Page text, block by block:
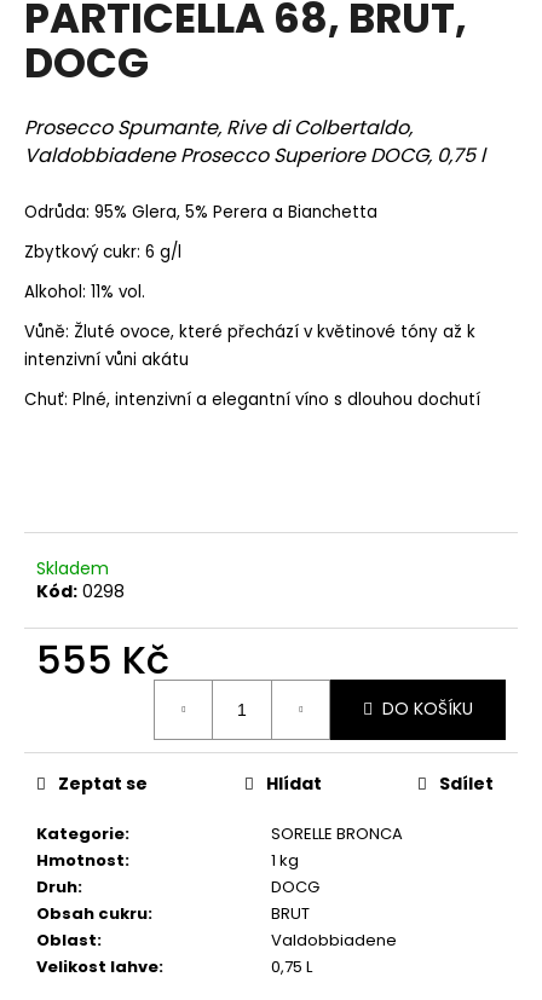
PARTICELLA 68, BRUT,
DOCG
Prosecco Spumante, Rive di Colbertaldo,
Valdobbiadene Prosecco Superiore DOCG, 0,75 l
Odrůda: 95% Glera, 5% Perera a Bianchetta
Zbytkový cukr: 6 g/l
Alkohol: 11% vol.
Vůně: Žluté ovoce, které přechází v květinové tóny až k
intenzivní vůni akátu
Chuť: Plné, intenzivní a elegantní víno s dlouhou dochutí
Skladem
Kód: 0298
555 Kč
DO KOŠÍKU
Kategorie:
SORELLE BRONCA
Hmotnost:
1 kg
Druh:
DOCG
Obsah cukru:
BRUT
Oblast:
Valdobbiadene
Velikost lahve: 0,75 L
Zeptat se Hlídat Sdílet
a
j
t
?
D
o
u
e
m
REBULI
EXTRA
DOCG
328
Kč